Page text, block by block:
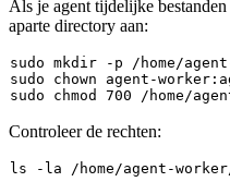
Als je agent tijdelijke
aparte directory aan:
sudo mkdir
sudo
chown
sudo
chmod
Controleer de rechten:
ls